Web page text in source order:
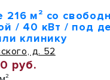
м² со
/ 40 кВт / под
клинику
д. 52
руб.